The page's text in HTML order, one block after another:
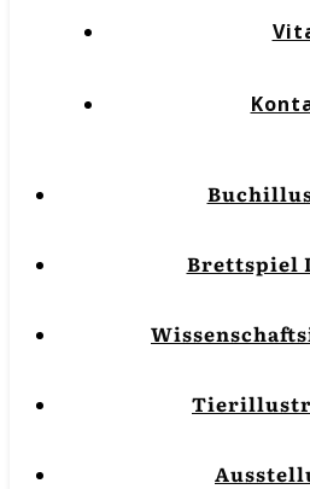
Brettspiel